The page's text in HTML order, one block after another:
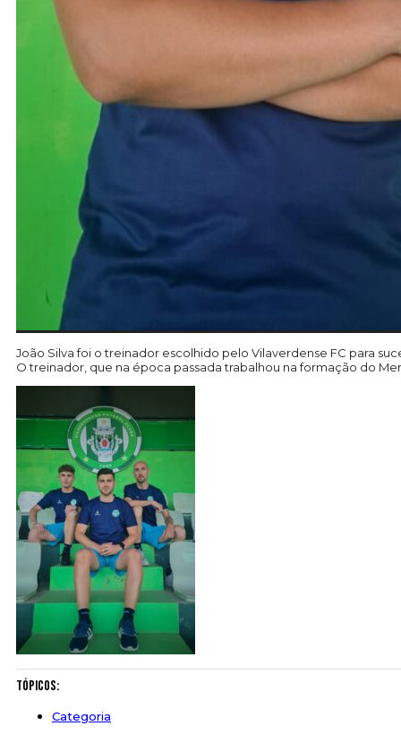
João Silva foi o treinador escolhido pelo Vilaverdense FC para
O treinador, que na época passada trabalhou na formação do
Tópicos:
Categoria